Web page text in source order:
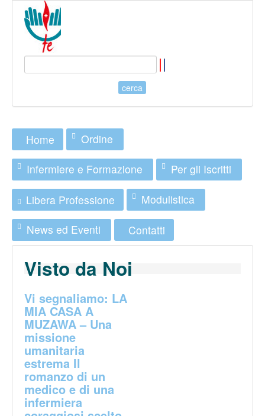
Home Ordine
Infermiere e Formazione Per gli Iscritti
Libera Professione Modulistica
News ed Eventi Contatti
Visto da Noi
Vi segnaliamo: LA
MIA CASA A
MUZAWA – Una
missione
umanitaria
estrema Il
romanzo di un
medico e di una
infermiera